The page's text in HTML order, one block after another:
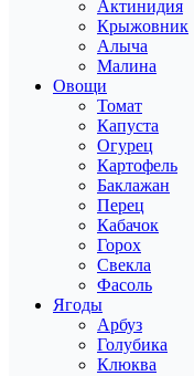
Актинидия
Крыжовник
Алыча
Малина
Овощи
Томат
Капуста
Огурец
Картофель
Баклажан
Перец
Кабачок
Горох
Свекла
Фасоль
Ягоды
Арбуз
Голубика
Клюква